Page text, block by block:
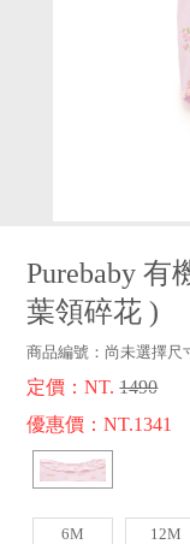
客服專區
Purebaby 有
葉領碎花 )
商品編號： 尚未選擇尺
定價：NT.1490
優惠價：NT.1341
6M 12M